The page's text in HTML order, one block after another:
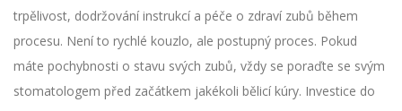
trpělivost, dodržování instrukcí a péče o zdraví zubů během
procesu. Není to rychlé kouzlo, ale postupný proces. Pokud
máte pochybnosti o stavu svých zubů, vždy se poraďte se svým
stomatologem před začátkem jakékoli bělicí kúry. Investice do